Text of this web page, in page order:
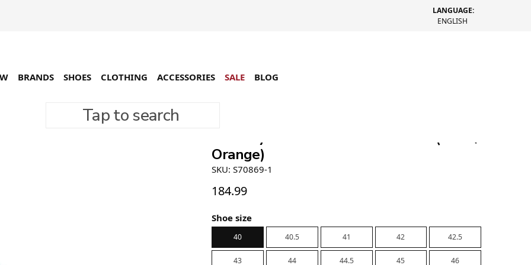
LANGUAGE:
ENGLISH
Tap to search
BRANDS SHOES CLOTHING ACCESSORIES SALE BLOG
Saucony x Starcow ProGrid Omni 9 (Grün /
Orange)
SKU: S70869-1
184.99
Shoe size
40 40.5 41 42 42.5
43 44 44.5 45 46